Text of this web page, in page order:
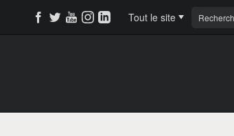
Tout le site